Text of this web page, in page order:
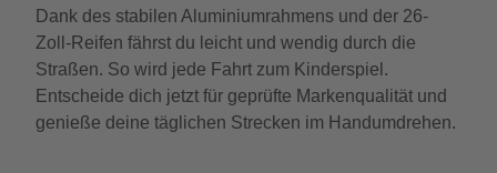
Dank des stabilen Aluminiumrahmens und der 26-
Zoll-Reifen fährst du leicht und wendig durch die
Straßen. So wird jede Fahrt zum Kinderspiel.
Entscheide dich jetzt für geprüfte Markenqualität und
genieße deine täglichen Strecken im Handumdrehen.